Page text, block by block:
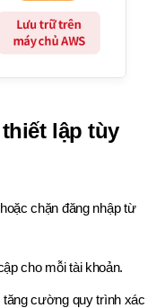
lập tùy
chặn đăng nhập từ
cho mỗi tài khoản.
cường quy trình xác